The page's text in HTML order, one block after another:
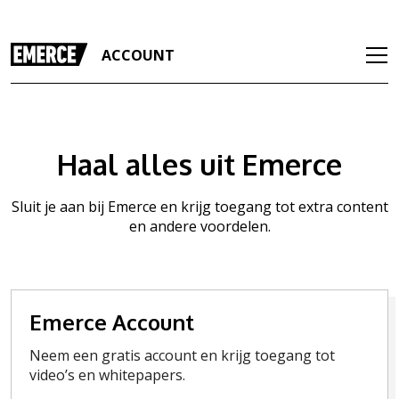
ACCOUNT
Haal alles uit Emerce
Sluit je aan bij Emerce en krijg toegang tot extra content
en andere voordelen.
Emerce Account
Neem een gratis account en krijg toegang tot
video’s en whitepapers.